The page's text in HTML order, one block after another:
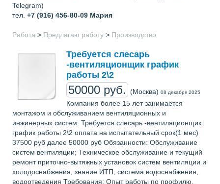
Telegram)
тел. +7 (916) 456-80-09 Мария
Работа > Предлагаю работу > Производство
Требуется слесарь
-вентиляционщик график
работы 2\2
50000 руб. (Москва) 08 декабря 2025
Компания более 15 лет занимается
монтажом и обслуживанием вентиляционных и
инжинерных систем. Требуется слесарь -вентиляционщик
график работы 2\2 оплата на испытательный срок(1 мес)
37500 руб далее 50000 руб Обязанности: Обслуживание
систем вентиляции; Техническое обслуживание и текущий
ремонт приточно-вытяжных установок систем вентиляции и
холодоснабжения, знание ИТП, система водоснабжения,
водоотведения Требования: Опыт работы по профилю.